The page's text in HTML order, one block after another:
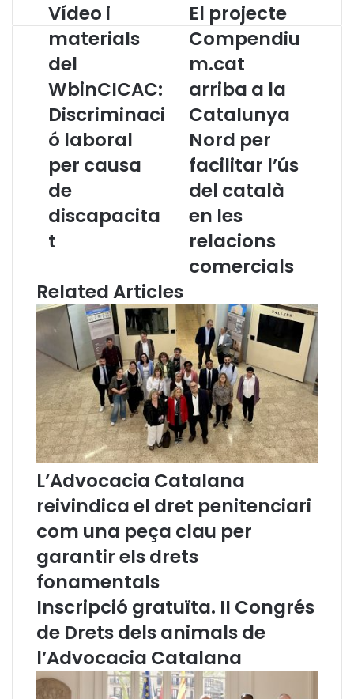
V
í
d
e
i
m
a
t
e
r
i
l
s
l
W
n
C
I
C
A
D
i
s
r
i
i
n
c
i
ó
Vídeo i
materials
del
WbinCICAC:
Discriminaci
ó laboral
per causa
de
discapacita
t
E
l
p
r
j
e
c
e
C
o
p
e
d
u
m
.
c
a
t
a
r
r
i
b
a
a
l
a
C
a
l
u
n
y
a
El projecte
Compendiu
m.cat
arriba a la
Catalunya
Nord per
facilitar l’ús
del català
en les
relacions
comercials
Related Articles
L’Advocacia Catalana
reivindica el dret penitenciari
com una peça clau per
garantir els drets
fonamentals
Inscripció gratuïta. II Congrés
de Drets dels animals de
l’Advocacia Catalana